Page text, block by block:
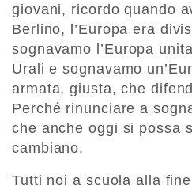
giovani, ricordo quando
Berlino, l’Europa era
sognavamo l’Europa
Urali e sognavamo
armata, giusta, che
Perché rinunciare a
che anche oggi si possa
cambiano.
Tutti noi a scuola alla